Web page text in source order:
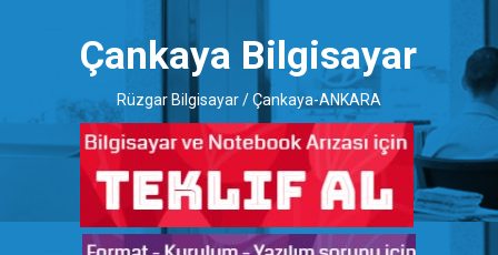
Çankaya Bilgisayar
Rüzgar Bilgisayar / Çankaya-ANKARA